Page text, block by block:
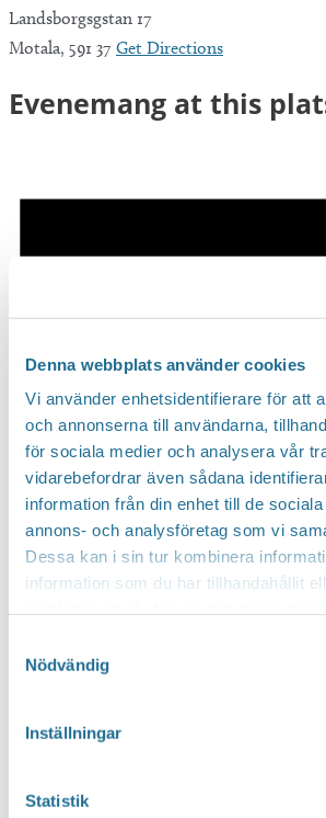
Denna webbplats använder cookies
Vi använder enhetsidentifierare för att
och annonserna till användarna,
för sociala medier och analysera vår
vidarebefordrar även sådana
information från din enhet till de
annons- och analysföretag som vi
Dessa kan i sin tur kombinera
information som du har tillhandahållit
Nödvändig
Inställningar
Statistik
Landsborgsgstan 17
Motala, 591 37 Get Directions
Evenemang at this